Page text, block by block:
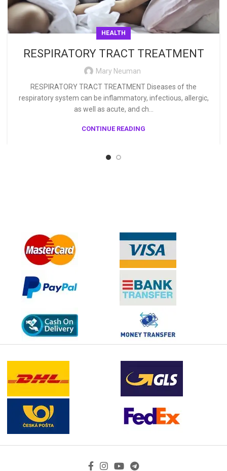
HEALTH
RESPIRATORY TRACT TREATMENT
Mary Neuman
RESPIRATORY TRACT TREATMENT Diseases of the
respiratory system can be inflammatory, infectious, allergic,
as well as acute, and ch...
CONTINUE READING